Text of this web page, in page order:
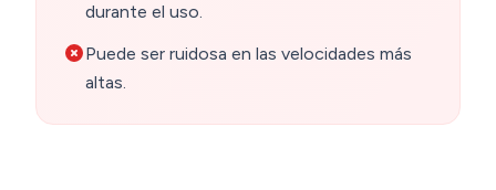
durante el uso.
Puede ser ruidosa en las velocidades más
altas.